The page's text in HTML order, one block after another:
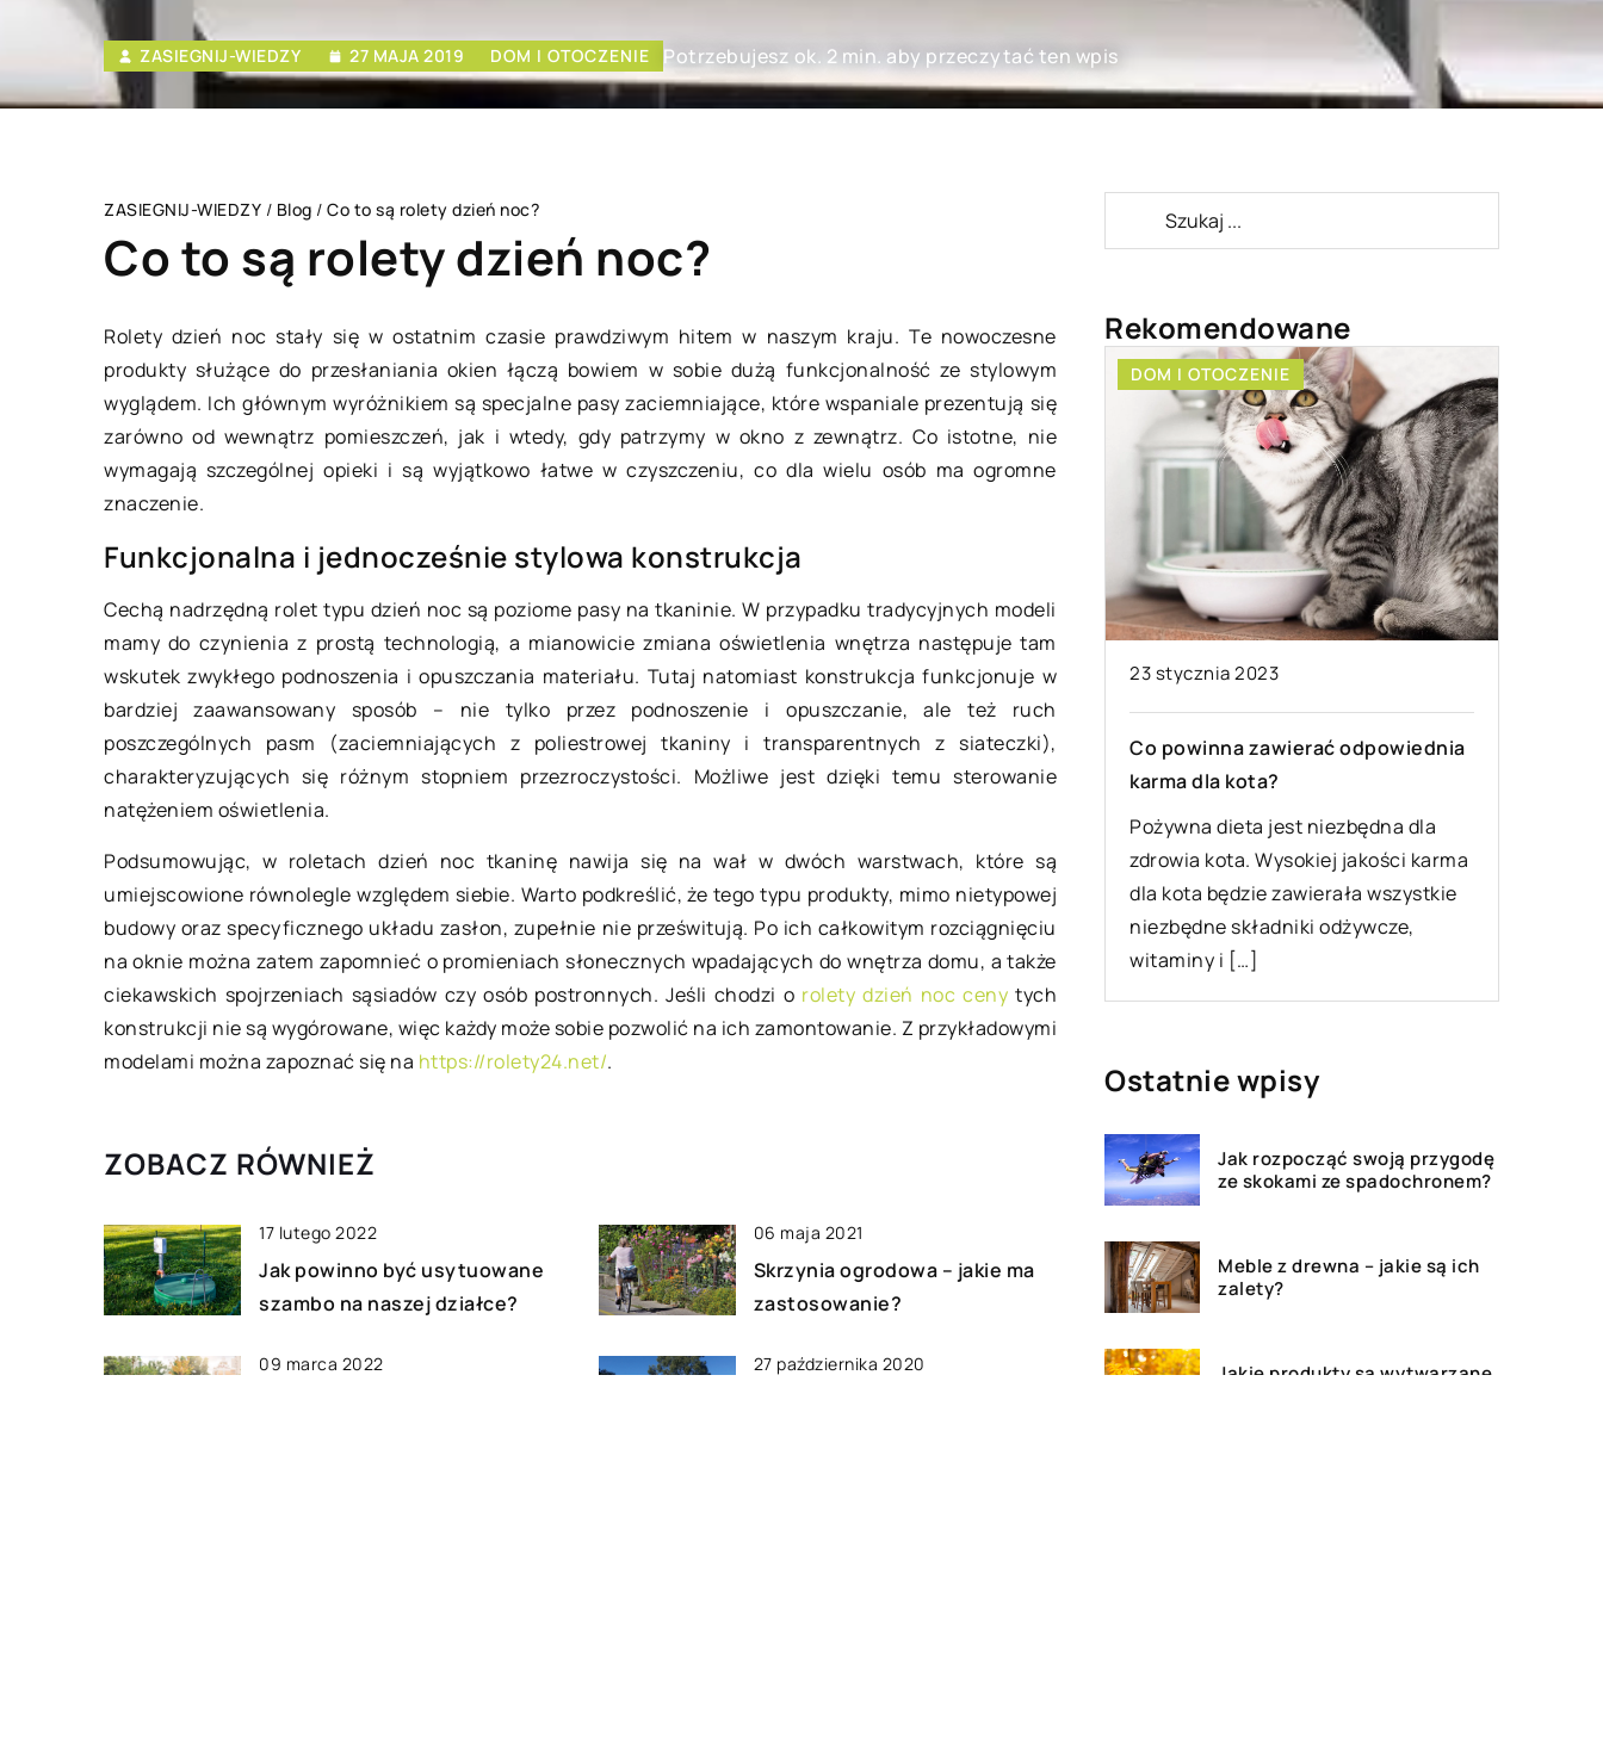
ZASIEGNIJ-WIEDZY 27 MAJA 2019 DOM I OTOCZENIE Potrzebujesz ok. 2 min. aby przeczytać ten wpis
ZASIEGNIJ-WIEDZY / Blog / Co to są rolety dzień noc?
Co to są rolety dzień noc?
Rolety dzień noc stały się w ostatnim czasie prawdziwym hitem w naszym kraju. Te nowoczesne
produkty służące do przesłaniania okien łączą bowiem w sobie dużą funkcjonalność ze stylowym
wyglądem. Ich głównym wyróżnikiem są specjalne pasy zaciemniające, które wspaniale prezentują się
zarówno od wewnątrz pomieszczeń, jak i wtedy, gdy patrzymy w okno z zewnątrz. Co istotne, nie
wymagają szczególnej opieki i są wyjątkowo łatwe w czyszczeniu, co dla wielu osób ma ogromne
znaczenie.
Funkcjonalna i jednocześnie stylowa konstrukcja
Cechą nadrzędną rolet typu dzień noc są poziome pasy na tkaninie. W przypadku tradycyjnych modeli
mamy do czynienia z prostą technologią, a mianowicie zmiana oświetlenia wnętrza następuje tam
wskutek zwykłego podnoszenia i opuszczania materiału. Tutaj natomiast konstrukcja funkcjonuje w
bardziej zaawansowany sposób – nie tylko przez podnoszenie i opuszczanie, ale też ruch
poszczególnych pasm (zaciemniających z poliestrowej tkaniny i transparentnych z siateczki),
charakteryzujących się różnym stopniem przezroczystości. Możliwe jest dzięki temu sterowanie
natężeniem oświetlenia.
Podsumowując, w roletach dzień noc tkaninę nawija się na wał w dwóch warstwach, które są
umiejscowione równolegle względem siebie. Warto podkreślić, że tego typu produkty, mimo nietypowej
budowy oraz specyficznego układu zasłon, zupełnie nie prześwitują. Po ich całkowitym rozciągnięciu
na oknie można zatem zapomnieć o promieniach słonecznych wpadających do wnętrza domu, a także
ciekawskich spojrzeniach sąsiadów czy osób postronnych. Jeśli chodzi o rolety dzień noc ceny tych
konstrukcji nie są wygórowane, więc każdy może sobie pozwolić na ich zamontowanie. Z przykładowymi
modelami można zapoznać się na https://rolety24.net/.
ZOBACZ RÓWNIEŻ
17 lutego 2022
Jak powinno być usytuowane
szambo na naszej działce?
06 maja 2021
Skrzynia ogrodowa – jakie ma
zastosowanie?
09 marca 2022 27 października 2020
Rekomendowane
ZDROWY STYL ŻYCIA
26 marca 2020
Znaczenie regeneracji organizmu
po treningu
Ciężki trening jest podstawą sukcesu
niezależnie od tego, czy uprawiamy
ją zawodowo, czy amatorsko. […]
PRZEMYSŁ I TECHNIKA
18 marca 2019
Gdzie przydadzą się wózki
widłowe?
Wózki widłowe zostały stworzone do
zamkniętych towarów. Na rynku
pojawiły się około 100 lat temu i […]
DOM I OTOCZENIE
23 stycznia 2023
Co powinna zawierać odpowiednia
karma dla kota?
Pożywna dieta jest niezbędna dla
zdrowia kota. Wysokiej jakości karma
dla kota będzie zawierała wszystkie
niezbędne składniki odżywcze,
witaminy i […]
Ostatnie wpisy
Jak rozpocząć swoją przygodę
ze skokami ze spadochronem?
Meble z drewna – jakie są ich
zalety?
Jakie produkty są wytwarzane